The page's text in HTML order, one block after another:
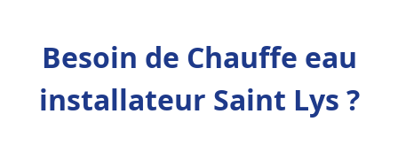
Besoin de Chauffe eau
installateur Saint Lys ?